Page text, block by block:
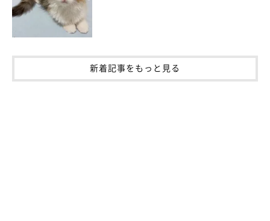
新着記事をもっと見る